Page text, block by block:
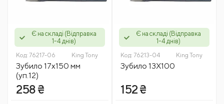
Є на складі (Відправка
1-4 днів)
Код: 76217-06 King Tony
Зубило 17х150 мм
(уп.12)
258 ₴
Є на складі (Відправка
1-4 днів)
Код: 76213-04 King Tony
Зубило 13Х100
152 ₴